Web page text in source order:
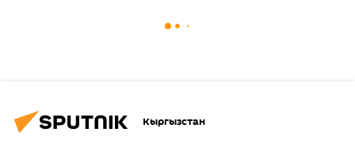
Кыргызстан